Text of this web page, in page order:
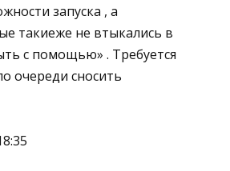
запуска , а
такиеже не втыкались в
с помощью» . Требуется
очереди сносить